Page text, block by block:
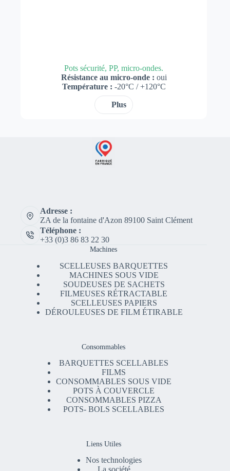
Pots sécurité, PP, micro-ondes.
Résistance au micro-onde : oui
Température : -20°C / +120°C
Plus
Adresse :
ZA de la fontaine d'Azon 89100 Saint Clément
Téléphone :
+33 (0)3 86 83 22 30
Machines
SCELLEUSES BARQUETTES
MACHINES SOUS VIDE
SOUDEUSES DE SACHETS
FILMEUSES RÉTRACTABLE
SCELLEUSES PAPIERS
DÉROULEUSES DE FILM ÉTIRABLE
Consommables
BARQUETTES SCELLABLES
FILMS
CONSOMMABLES SOUS VIDE
POTS À COUVERCLE
CONSOMMABLES PIZZA
POTS- BOLS SCELLABLES
Liens Utiles
Nos technologies
La société